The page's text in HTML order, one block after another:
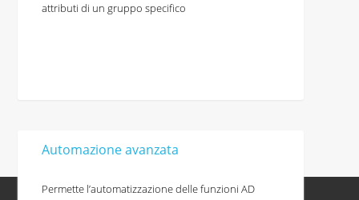
attributi di un gruppo specifico
Automazione avanzata
Permette l’automatizzazione delle funzioni AD